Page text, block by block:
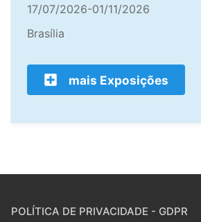
17/07/2026-01/11/2026
Brasília
mais Exposições
POLÍTICA DE PRIVACIDADE - GDPR